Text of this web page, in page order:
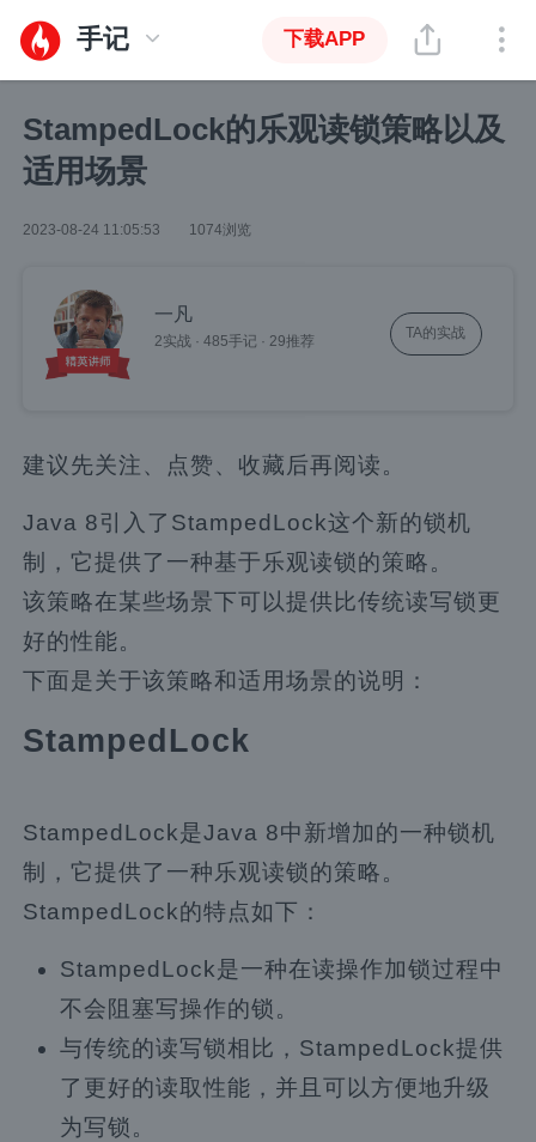
手记 下载APP
StampedLock的乐观读锁策略以及
适用场景
2023-08-24 11:05:53 1074浏览
一凡
2实战 ·485手记 · 29推荐 TA的实战
建议先关注、点赞、收藏后再阅读。
Java 8引入了StampedLock这个新的锁机
制，它提供了一种基于乐观读锁的策略。
该策略在某些场景下可以提供比传统读写锁更
好的性能。
下面是关于该策略和适用场景的说明：
StampedLock
StampedLock是Java 8中新增加的一种锁机
制，它提供了一种乐观读锁的策略。
StampedLock的特点如下：
StampedLock是一种在读操作加锁过程中
不会阻塞写操作的锁。
与传统的读写锁相比，StampedLock提供
了更好的读取性能，并且可以方便地升级
为写锁。